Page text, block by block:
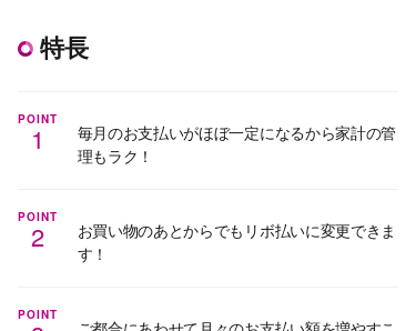
特長
POINT
1
毎月のお支払いがほぼ一定になるから家計の管
理もラク！
POINT
2
お買い物のあとからでもリボ払いに変更できま
す！
POINT